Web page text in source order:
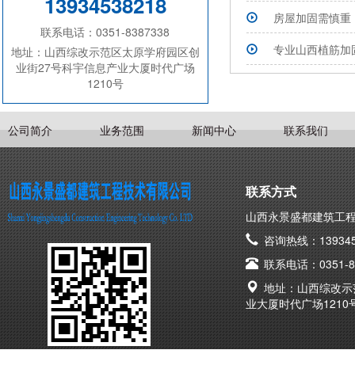
联系电话：0351-8387338
地址：山西综改示范区太原学府园区创
业街27号科宇信息产业大厦时代广场
1210号
房屋加固需慎
专业山西植筋
公司简介 业务范围 新闻中心 联系我们
联系方式
山西永景盛都建筑工
咨询热线：
联系电话：0351-
地址：山西综改
业大厦时代广场1210